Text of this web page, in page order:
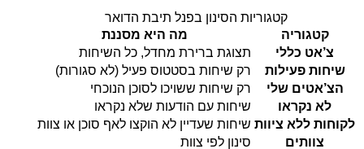
קטגוריות הסינון בפנל תיבת הדואר
קטגוריה
מה היא מסננת
צ’אט כללי
תצוגת ברירת מחדל, כל השיחות
שיחות פעילות
רק שיחות בסטטוס פעיל (לא סגורות)
הצ’אטים שלי
רק שיחות ששויכו לסוכן הנוכחי
לא נקראו
שיחות עם הודעות שלא נקראו
לקוחות ללא ציוות שיחות שעדיין לא הוקצו לאף סוכן או צוות
צוותים
סינון לפי צוות